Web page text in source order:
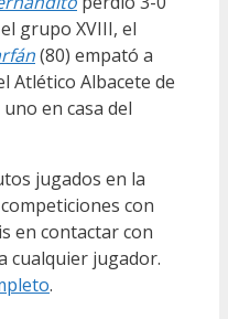
grupo XVIII, el
(80) empató a
Atlético Albacete de
en casa del
jugados en la
con
en contactar con
cualquier jugador.
.